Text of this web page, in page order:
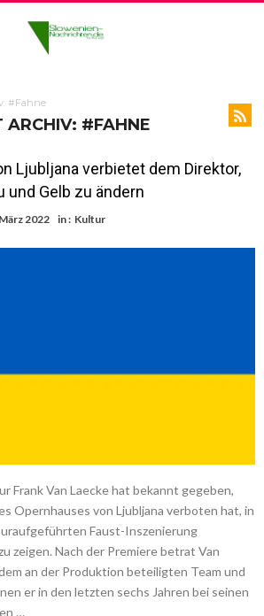
#Fahne
ARCHIV: #FAHNE
Ljubljana verbietet dem Direktor,
und Gelb zu ändern
2022 in : Kultur
Frank Van Laecke hat bekannt gegeben,
Opernhauses von Ljubljana verboten hat, in
Faust-Inszenierung
zeigen. Nach der Premiere betrat Van
an der Produktion beteiligten Team und
er in den letzten sechs Jahren bei seinen
…